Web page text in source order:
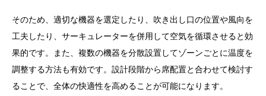
そのため、適切な機器を選定したり、吹き出し口の位置や風向を
工夫したり、サーキュレーターを併用して空気を循環させると効
果的です。また、複数の機器を分散設置してゾーンごとに温度を
調整する方法も有効です。設計段階から席配置と合わせて検討す
ることで、全体の快適性を高めることが可能になります。